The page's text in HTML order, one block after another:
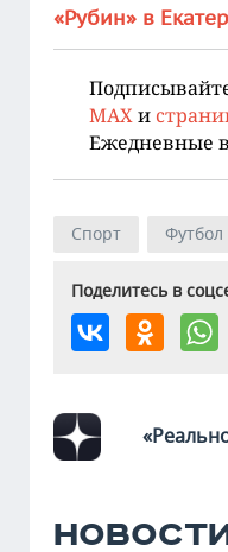
«Рубин» в
MAX и
Ежедневные
Спорт Футбол
Поделитесь в